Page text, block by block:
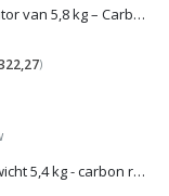
Homecare lichtgewicht Rollator van 5,8 kg – Carbon rollator tot 150 kg draaggewicht – Dubbel opvouwbaar en inclusief reistas - Rood
)
Homecare premium lichtgewicht 5,4 kg - carbon rollator - 150 kg draaggewicht - Opvouwbaar - Groen - incl stokhouder